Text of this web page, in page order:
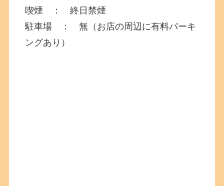
喫煙 ： 終日禁煙
駐車場 ： 無（お店の周辺に有料パーキ
ングあり）